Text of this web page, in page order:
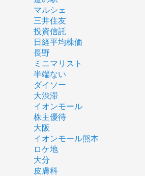
マルシェ
三井住友
投資信託
日経平均株価
長野
ミニマリスト
半端ない
ダイソー
大渋滞
イオンモール
株主優待
大阪
イオンモール熊本
ロケ地
大分
皮膚科